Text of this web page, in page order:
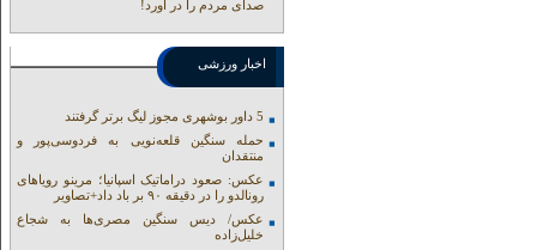
صدای مردم را در آورد!
اخبار ورزشی
5 داور بوشهری مجوز لیگ برتر گرفتند
حمله سنگین قلعه‌نویی به فردوسی‌پور و
منتقدان
عکس: صعود دراماتیک اسپانیا؛ مرینو رویاهای
رونالدو را در دقیقه ۹۰ بر باد داد+تصاویر
عکس/ دیس سنگین مصری‌ها به شجاع
خلیل‌زاده